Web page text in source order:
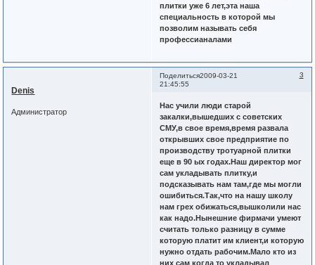
плитки уже 6 лет,эта наша
специальность в которой мы
позволим называть себя
профессианалами
Поделиться 3
2009-03-21
21:45:55
Denis
Администратор
Нас учили люди старой
закалки,вышедших с советских
СМУ,в свое время,время развала
открывших свое предприятие по
производству тротуарной плитки
еще в 90 ых годах.Наш директор мог
сам укладывать плитку,и
подсказывать нам там,где мы могли
ошибиться.Так,что на нашу школу
нам грех обижаться,вышколили нас
как надо.Нынешние фирмачи умеют
считать только разницу в сумме
которую платит им клиент,и которую
нужно отдать рабочим.Мало кто из
них сам когда то укладывал